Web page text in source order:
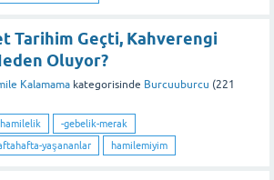
Tarihim Geçti, Kahverengi
Oluyor?
Kalamama kategorisinde Burcuuburcu (221
hamilelik
-gebelik-merak
yaşananlar
hamilemiyim